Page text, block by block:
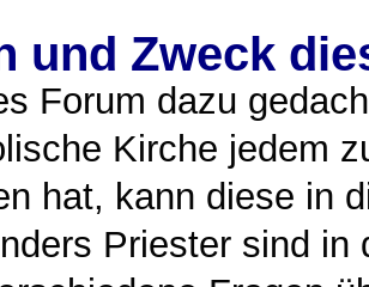
und Zweck
Forum dazu
Kirche jedem
hat, kann diese in
Priester sind in